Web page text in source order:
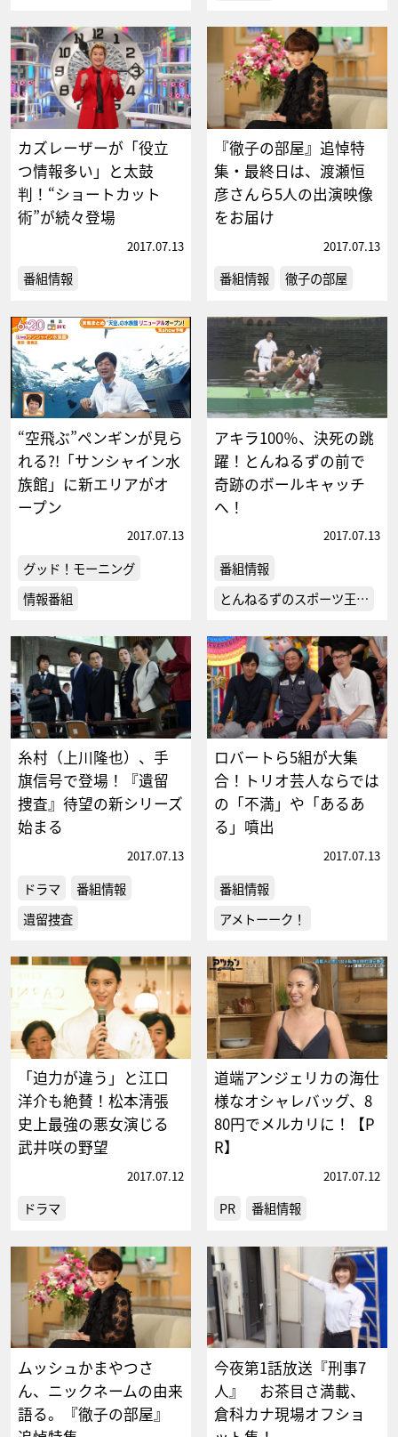
カズレーザーが「役立
つ情報多い」と太鼓
判！“ショートカット
術”が続々登場
2017.07.13
番組情報
『徹子の部屋』追悼特
集・最終日は、渡瀬恒
彦さんら5人の出演映像
をお届け
2017.07.13
番組情報 徹子の部屋
“空飛ぶ”ペンギンが見ら
れる?!「サンシャイン水
族館」に新エリアがオ
ープン
2017.07.13
グッド！モーニング
情報番組
アキラ100％、決死の跳
躍！とんねるずの前で
奇跡のボールキャッチ
へ！
2017.07.13
番組情報
とんねるずのスポーツ王…
糸村（上川隆也）、手
旗信号で登場！『遺留
捜査』待望の新シリーズ
始まる
2017.07.13
ドラマ
番組情報
遺留捜査
ロバートら5組が大集
合！トリオ芸人ならでは
の「不満」や「あるあ
る」噴出
2017.07.13
番組情報
アメトーーク！
「迫力が違う」と江口
洋介も絶賛！松本清張
史上最強の悪女演じる
武井咲の野望
2017.07.12
ドラマ
道端アンジェリカの海仕
様なオシャレバッグ、8
80円でメルカリに！【P
R】
2017.07.12
PR 番組情報
ムッシュかまやつさ
ん、ニックネームの由来
語る。『徹子の部屋』
今夜第1話放送『刑事7
人』 お茶目さ満載、
倉科カナ現場オフショ